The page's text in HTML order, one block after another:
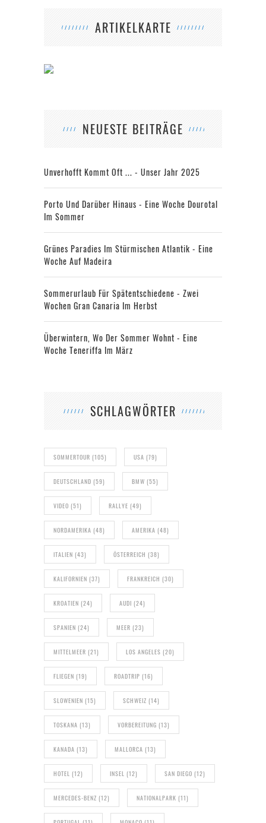
ARTIKELKARTE
NEUESTE BEITRÄGE
Unverhofft Kommt Oft ... - Unser Jahr 2025
Porto Und Darüber Hinaus - Eine Woche Dourotal
Im Sommer
Grünes Paradies Im Stürmischen Atlantik - Eine
Woche Auf Madeira
Sommerurlaub Für Spätentschiedene - Zwei
Wochen Gran Canaria Im Herbst
Überwintern, Wo Der Sommer Wohnt - Eine
Woche Teneriffa Im März
SCHLAGWÖRTER
SOMMERTOUR (105) USA (79)
DEUTSCHLAND (59) BMW (55)
VIDEO (51) RALLYE (49)
NORDAMERIKA (48) AMERIKA (48)
ITALIEN (43) ÖSTERREICH (38)
KALIFORNIEN (37) FRANKREICH (30)
KROATIEN (24) AUDI (24)
SPANIEN (24) MEER (23)
MITTELMEER (21) LOS ANGELES (20)
FLIEGEN (19) ROADTRIP (16)
SLOWENIEN (15) SCHWEIZ (14)
TOSKANA (13) VORBEREITUNG (13)
KANADA (13) MALLORCA (13)
HOTEL (12) INSEL (12) SAN DIEGO (12)
MERCEDES-BENZ (12) NATIONALPARK (11)